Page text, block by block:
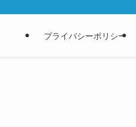
プライバシーポリシー